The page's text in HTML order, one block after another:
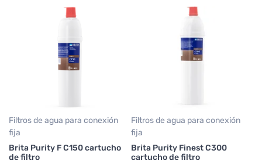
Filtros de agua para conexión
fija
Brita Purity F C150 cartucho
de filtro
Filtros de agua para conexión
fija
Brita Purity Finest C300
cartucho de filtro